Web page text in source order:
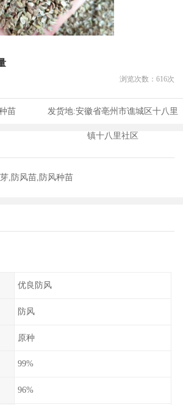
浏览次数： 616次
苗 发货地:安徽省亳州市谯城区十八里
镇十八里社区
,防风苗,防风种苗
优良防风
防风
原种
99%
96%